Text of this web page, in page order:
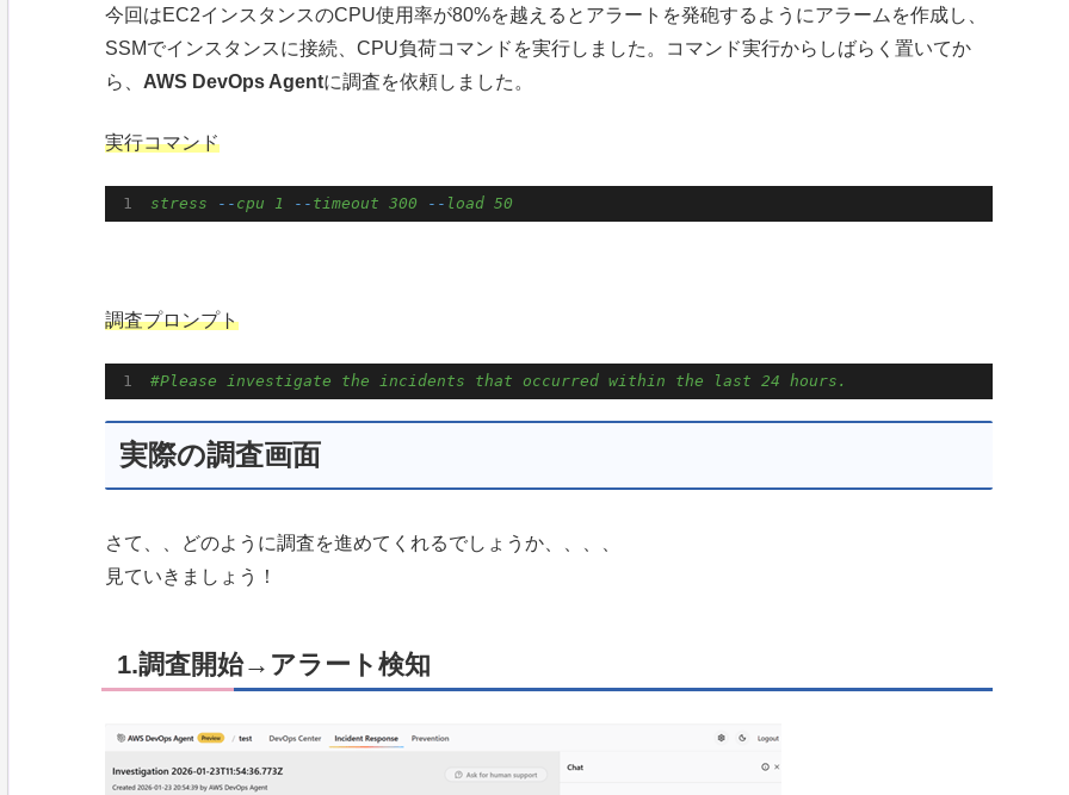
今回はEC2インスタンスのCPU使用率が80%を越えるとアラートを発砲するようにアラームを作成し、
SSMでインスタンスに接続、CPU負荷コマンドを実行しました。コマンド実行からしばらく置いてか
ら、 AWS DevOps Agentに調査を依頼しました。
実行コマンド
stress - - cpu 1 - - timeout 300 - - load 50
調査プロンプト
#Please investigate the incidents that occurred within the last 24 hours.
実際の調査画面
さて、、どのように調査を進めてくれるでしょうか、、、、
見ていきましょう！
1.調査開始→アラート検知